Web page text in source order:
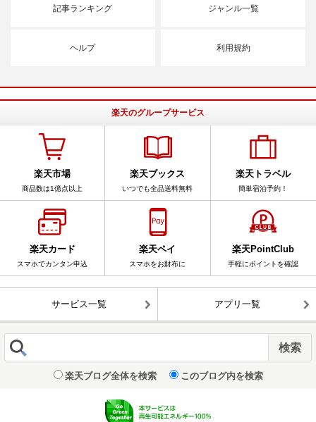
記事ランキング ジャンル一覧
ヘルプ 利用規約
楽天のグループサービス
楽天市場
商品数は1億点以上
楽天ブックス
いつでも全品送料無料
楽天トラベル
簡単宿泊予約！
楽天カード
スマホでカンタン申込
楽天ペイ
スマホをお財布に
楽天PointClub
手軽にポイントを確認
サービス一覧 アプリ一覧
楽天ブログ全体を検索 このブログ内を検索